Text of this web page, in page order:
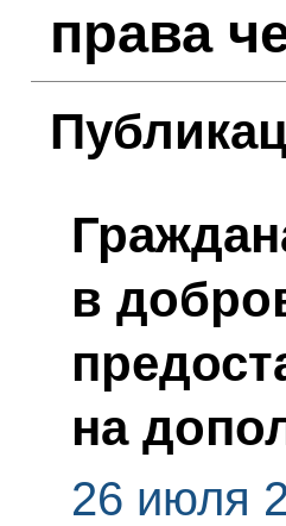
права
в
на
26 июля